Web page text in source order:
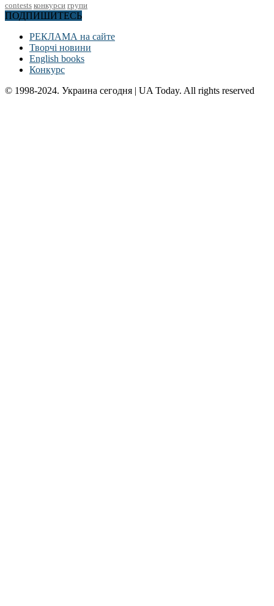
contests конкурси групи
ПОДПИШИТЕСЬ
РЕКЛАМА на сайте
Творчі новини
English books
Конкурс
© 1998-2024. Украина сегодня | UA Today. All rights reserved